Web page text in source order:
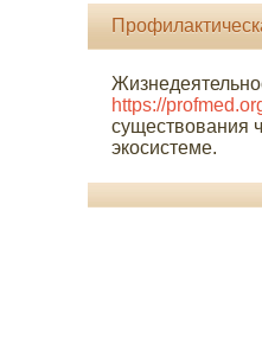
https://
существования
экосистеме.